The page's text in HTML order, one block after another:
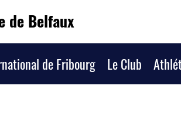
de Belfaux
de Fribourg Le Club